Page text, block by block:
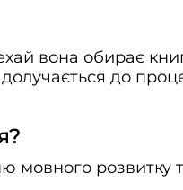
вона обирає
до
мовного розвитку